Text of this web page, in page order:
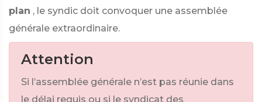
plan , le syndic doit convoquer une assemblée
générale extraordinaire.
Attention
Si l’assemblée générale n’est pas réunie dans
le délai requis ou si le syndicat des